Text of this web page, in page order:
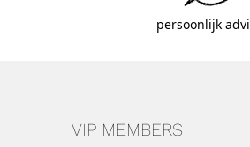
persoonlijk
VIP MEMBERS